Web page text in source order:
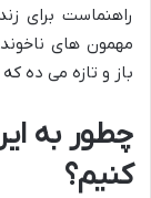
راهنماست برای
مهمون های
باز و تازه می ده
چطور به
کنیم؟